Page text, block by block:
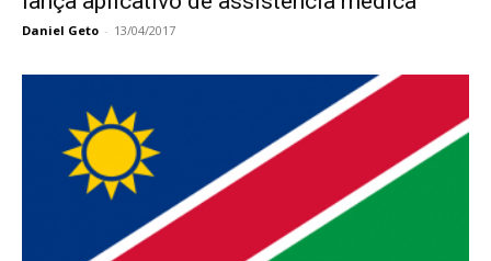
Daniel Geto - 13/04/2017